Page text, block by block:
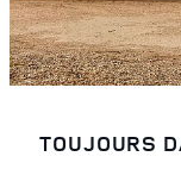
TOUJOURS